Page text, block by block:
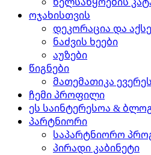
ოჯახისთვის
დეკორაცია და
ნაძვის ხეები
აუზები
წიგნები
მათემათიკა
ჩემი პროფილი
ეს საინტერესოა &
პარტნიორი
საპარტნიორო
პირადი კაბინეტი